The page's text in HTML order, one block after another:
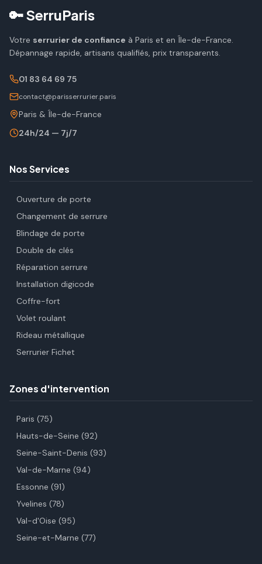
🔑 SerruParis
Votre serrurier de confiance à Paris et en Île-de-France.
Dépannage rapide, artisans qualifiés, prix transparents.
01 83 64 69 75
contact@parisserrurier.paris
Paris & Île-de-France
24h/24 — 7j/7
Nos Services
Ouverture de porte
Changement de serrure
Blindage de porte
Double de clés
Réparation serrure
Installation digicode
Coffre-fort
Volet roulant
Rideau métallique
Serrurier Fichet
Zones d'intervention
Paris (75)
Hauts-de-Seine (92)
Seine-Saint-Denis (93)
Val-de-Marne (94)
Essonne (91)
Yvelines (78)
Val-d'Oise (95)
Seine-et-Marne (77)